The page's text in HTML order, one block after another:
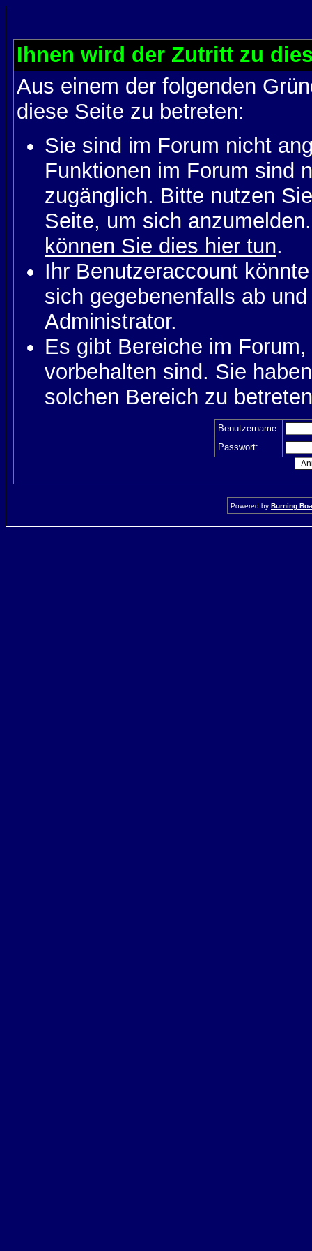
Ihnen wird der Zutritt zu
Aus einem der folgenden
diese Seite zu betreten:
Sie sind im Forum nicht
Funktionen im Forum sind
zugänglich. Bitte nutzen
Seite, um sich
können Sie dies hier tun.
Ihr Benutzeraccount
sich gegebenenfalls ab
Administrator.
Es gibt Bereiche im
vorbehalten sind. Sie
solchen Bereich zu
Benutzername:
Passwort:
Powered by Burning